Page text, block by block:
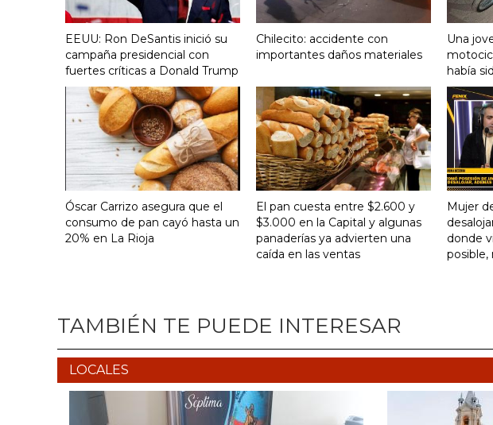
EEUU: Ron DeSantis inició su
campaña presidencial con
fuertes críticas a Donald Trump
Chilecito: accidente con
importantes daños materiales
Una
había
Óscar Carrizo asegura que el
consumo de pan cayó hasta un
20% en La Rioja
El pan cuesta entre $2.600 y
$3.000 en la Capital y algunas
panaderías ya advierten una
caída en las ventas
Mujer
donde
posible,
TAMBIÉN TE PUEDE INTERESAR
LOCALES